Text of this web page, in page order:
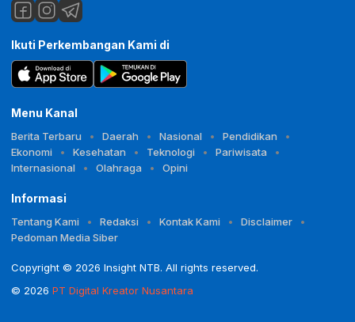
Ikuti Perkembangan Kami di
Menu Kanal
Berita Terbaru Daerah Nasional
Pendidikan
Ekonomi
Kesehatan Teknologi
Pariwisata
Internasional
Olahraga Opini
Informasi
Tentang Kami Redaksi Kontak Kami
Disclaimer
Pedoman Media Siber
Copyright © 2026 Insight NTB. All rights reserved.
© 2026 PT Digital Kreator Nusantara